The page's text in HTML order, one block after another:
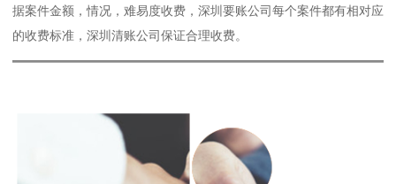
据案件金额，情况，难易度收费，深圳要账公司每个案件都有相对应
的收费标准，深圳清账公司保证合理收费。